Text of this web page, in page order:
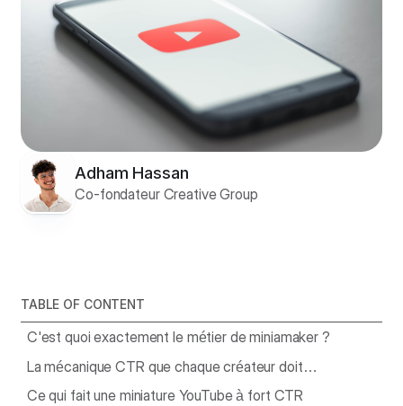
Adham Hassan
Co-fondateur Creative Group
TABLE OF CONTENT
C'est quoi exactement le métier de miniamaker ?
La mécanique CTR que chaque créateur doit
comprendre
Ce qui fait une miniature YouTube à fort CTR